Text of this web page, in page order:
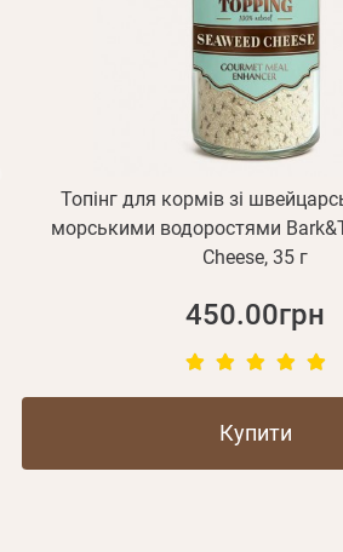
Топінг для кормів зі
морськими водоростями
Cheese, 35 г
450.00грн
Купити
Відправити
Реєстрація
або з допомогою
Згадали пароль?
Не прийшов лист?